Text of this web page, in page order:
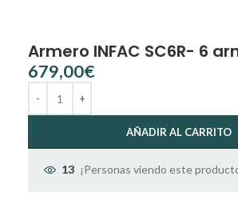
Armero INFAC SC6R- 6
€
AÑADIR AL CARRITO
13 ¡Personas viendo este